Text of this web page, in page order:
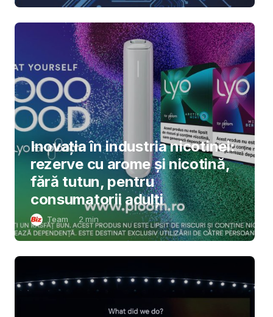
Inovația în industria nicotinei:
rezerve cu arome și nicotină,
fără tutun, pentru
consumatorii adulți
Team 2 min